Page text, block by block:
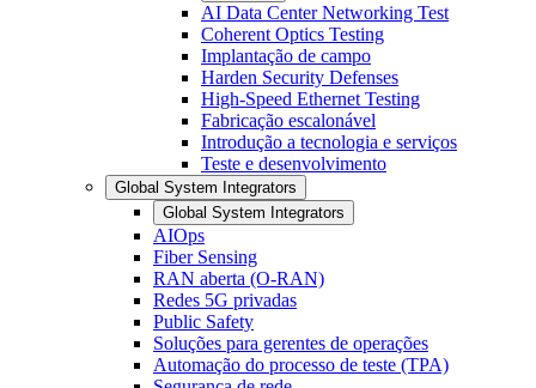
AI Data Center Networking Test
Coherent Optics Testing
Implantação de campo
Harden Security Defenses
High-Speed Ethernet Testing
Fabricação escalonável
Introdução a tecnologia e serviços
Teste e desenvolvimento
Global System Integrators
Global System Integrators
AIOps
Fiber Sensing
RAN aberta (O-RAN)
Redes 5G privadas
Public Safety
Soluções para gerentes de operações
Automação do processo de teste (TPA)